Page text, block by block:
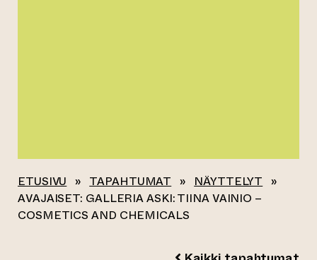
ETUSIVU » TAPAHTUMAT » NÄYTTELYT »
AVAJAISET: GALLERIA ASKI: TIINA VAINIO –
COSMETICS AND CHEMICALS